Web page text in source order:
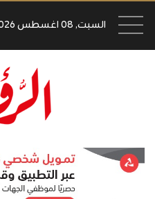
السبت, 08 اغسطس 2026